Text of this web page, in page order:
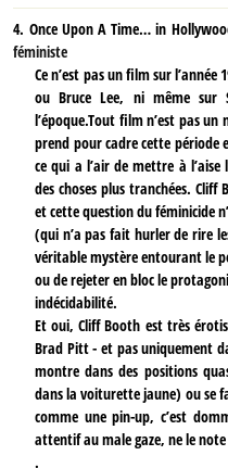
4. Once Upon A Time… in
féministe
Ce n’est pas un film sur
ou Bruce Lee, ni même sur
l’époque.Tout film n’est pas
prend pour cadre cette période
ce qui a l’air de mettre à
des choses plus tranchées.
et cette question du féminicide
(qui n’a pas fait hurler de rire
véritable mystère entourant le
ou de rejeter en bloc le
indécidabilité.
Et oui, Cliff Booth est très
Brad Pitt - et pas uniquement
montre dans des positions
dans la voiturette jaune) ou se
comme une pin-up, c’est
attentif au male gaze, ne le note
.